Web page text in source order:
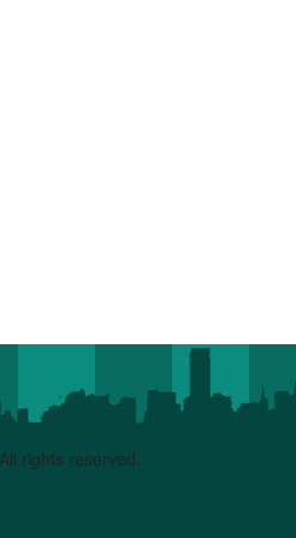
rights reserved.